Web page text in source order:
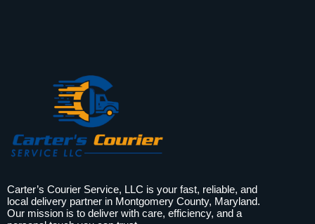
Carter’s Courier Service, LLC is your fast, reliable, and
local delivery partner in Montgomery County, Maryland.
Our mission is to deliver with care, efficiency, and a